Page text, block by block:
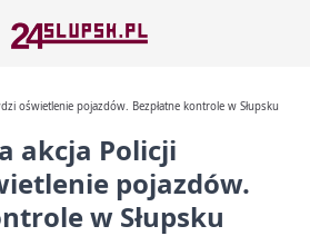
oświetlenie pojazdów. Bezpłatne kontrole w Słupsku
akcja Policji
pojazdów.
w Słupsku